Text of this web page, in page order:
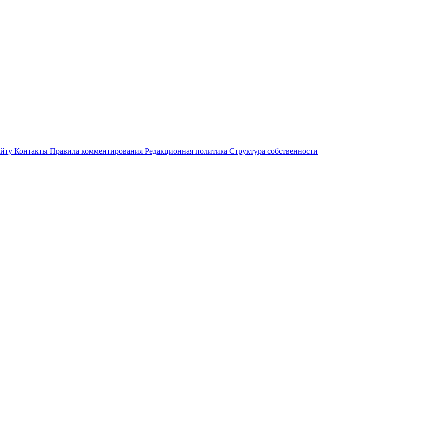
Контакты Правила комментирования Редакционная политика Структура собственности